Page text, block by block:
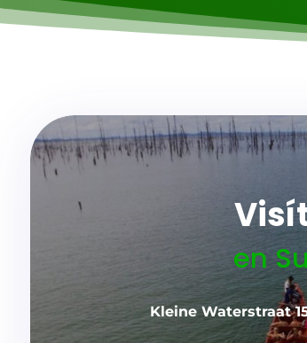
en
Kleine Waterstraat